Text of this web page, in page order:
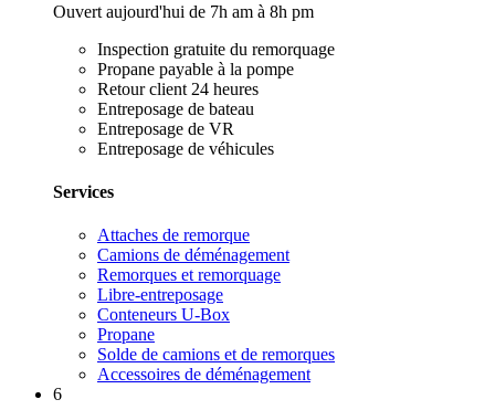
Ouvert aujourd'hui de 7h am à 8h pm
Inspection gratuite du remorquage
Propane payable à la pompe
Retour client 24 heures
Entreposage de bateau
Entreposage de VR
Entreposage de véhicules
Services
Attaches de remorque
Camions de déménagement
Remorques et remorquage
Libre-entreposage
Conteneurs U-Box
Propane
Solde de camions et de remorques
Accessoires de déménagement
6